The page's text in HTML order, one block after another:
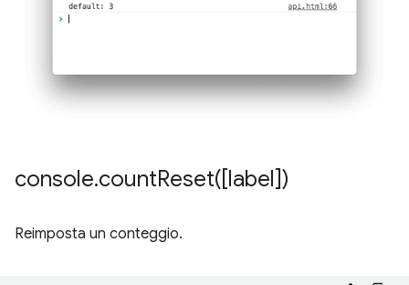
console.countReset([label])
Reimposta un conteggio.